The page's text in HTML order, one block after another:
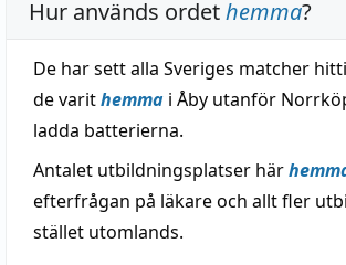
Hur används ordethemma?
De har sett alla Sveriges matcher
de varithemma i Åby utanför
ladda batterierna.
Antalet utbildningsplatser här
efterfrågan på läkare och allt fler
stället utomlands.